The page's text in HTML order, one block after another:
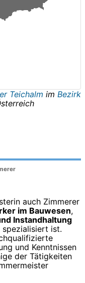
Teichalm im Bezirk
auch Zimmerer
im Bauwesen,
Instandhaltung
spezialisiert ist.
und Kenntnissen
der Tätigkeiten